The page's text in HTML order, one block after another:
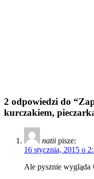
2 odpowiedzi do
kurczakiem,
natii pisze:
16 stycznia, 2015 o
Ale pysznie wygląda